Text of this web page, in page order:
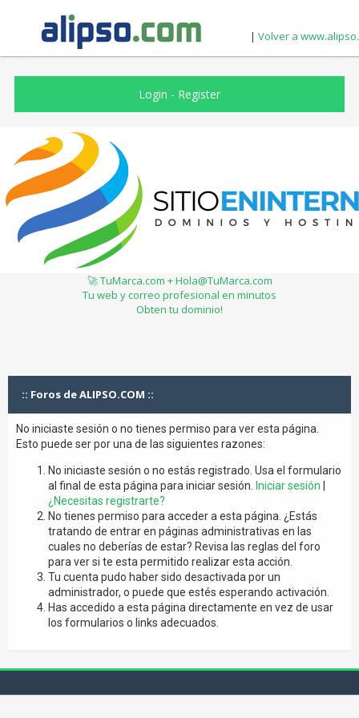
| Volver a
Login - Register
🚀 TuMarca.com + Hola@TuMarca.com
Tu web y correo profesional en minutos
Obten tu dominio!
:: Foros de ALIPSO.COM ::
No iniciaste sesión o no tienes permiso para ver esta página.
Esto puede ser por una de las siguientes razones:
No iniciaste sesión o no estás registrado. Usa el formulario
al final de esta página para iniciar sesión.
Iniciar sesión
¿Necesitas registrarte?
No tienes permiso para acceder a esta página. ¿Estás
tratando de entrar en páginas administrativas en las
cuales no deberías de estar? Revisa las reglas del foro
para ver si te esta permitido realizar esta acción.
Tu cuenta pudo haber sido desactivada por un
administrador, o puede que estés esperando activación.
Has accedido a esta página directamente en vez de usar
los formularios o links adecuados.